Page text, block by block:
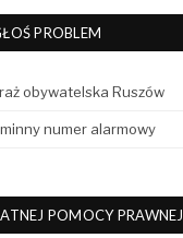
PROBLEM
obywatelska Ruszów
numer alarmowy
POMOCY PRAWNEJ